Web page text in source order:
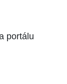
portálu